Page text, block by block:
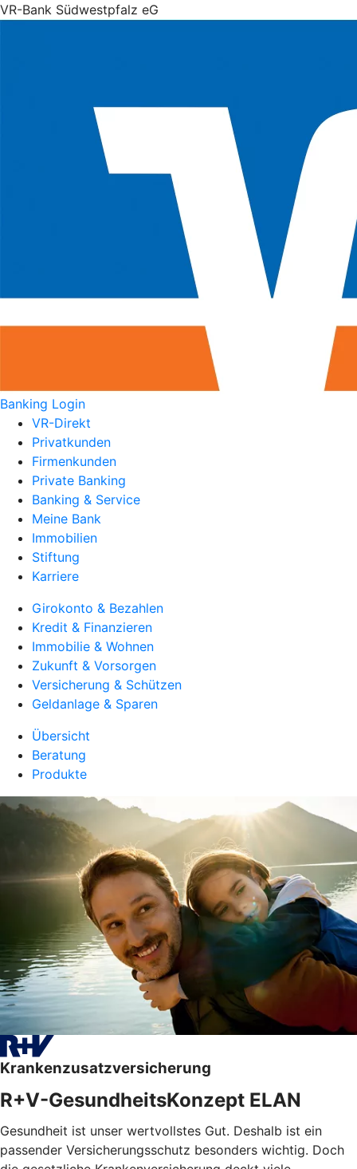
VR-Bank Südwestpfalz eG
Banking Login
VR-Direkt
Privatkunden
Firmenkunden
Private Banking
Banking & Service
Meine Bank
Immobilien
Stiftung
Karriere
Girokonto & Bezahlen
Kredit & Finanzieren
Immobilie & Wohnen
Zukunft & Vorsorgen
Versicherung & Schützen
Geldanlage & Sparen
Übersicht
Beratung
Produkte
Krankenzusatzversicherung
R+V-GesundheitsKonzept ELAN
Gesundheit ist unser wertvollstes Gut. Deshalb ist ein
passender Versicherungsschutz besonders wichtig. Doch